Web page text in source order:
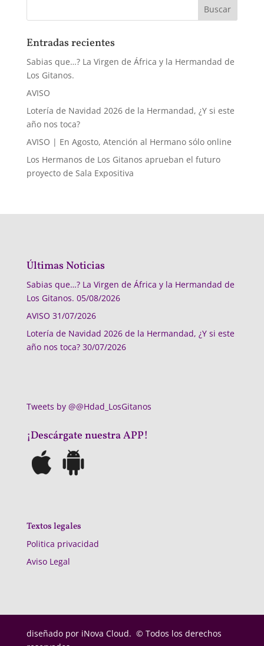
Entradas recientes
Sabias que…? La Virgen de África y la Hermandad de
Los Gitanos.
AVISO
Lotería de Navidad 2026 de la Hermandad, ¿Y si este
año nos toca?
AVISO | En Agosto, Atención al Hermano sólo online
Los Hermanos de Los Gitanos aprueban el futuro
proyecto de Sala Expositiva
Últimas Noticias
Sabias que…? La Virgen de África y la Hermandad de
Los Gitanos. 05/08/2026
AVISO 31/07/2026
Lotería de Navidad 2026 de la Hermandad, ¿Y si este
año nos toca? 30/07/2026
Tweets by @@Hdad_LosGitanos
¡Descárgate nuestra APP!
Textos legales
Politica privacidad
Aviso Legal
diseñado por iNova Cloud. © Todos los derechos